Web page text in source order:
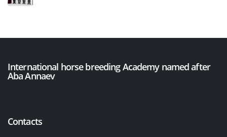
International horse breeding Academy named after
Aba Annaev
Contacts